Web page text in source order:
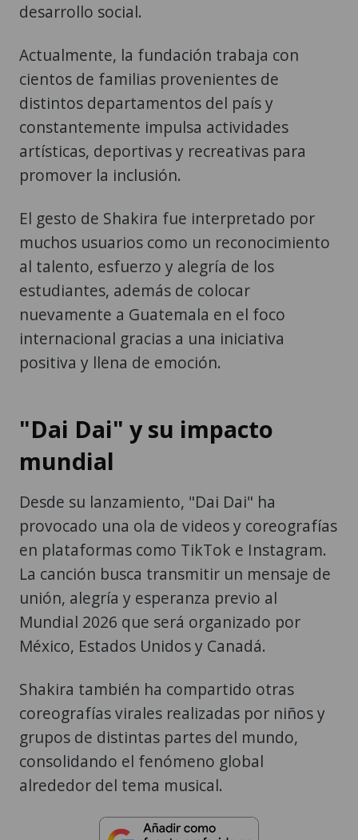
desarrollo social.
Actualmente, la fundación trabaja con
cientos de familias provenientes de
distintos departamentos del país y
constantemente impulsa actividades
artísticas, deportivas y recreativas para
promover la inclusión.
El gesto de Shakira fue interpretado por
muchos usuarios como un reconocimiento
al talento, esfuerzo y alegría de los
estudiantes, además de colocar
nuevamente a Guatemala en el foco
internacional gracias a una iniciativa
positiva y llena de emoción.
"Dai Dai" y su impacto
mundial
Desde su lanzamiento, "Dai Dai" ha
provocado una ola de videos y coreografías
en plataformas como TikTok e Instagram.
La canción busca transmitir un mensaje de
unión, alegría y esperanza previo al
Mundial 2026 que será organizado por
México, Estados Unidos y Canadá.
Shakira también ha compartido otras
coreografías virales realizadas por niños y
grupos de distintas partes del mundo,
consolidando el fenómeno global
alrededor del tema musical.